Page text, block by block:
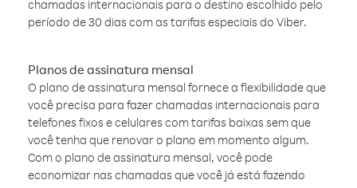
chamadas internacionais para o destino escolhido pelo
período de 30 dias com as tarifas especiais do Viber.
Planos de assinatura mensal
O plano de assinatura mensal fornece a flexibilidade que
você precisa para fazer chamadas internacionais para
telefones fixos e celulares com tarifas baixas sem que
você tenha que renovar o plano em momento algum.
Com o plano de assinatura mensal, você pode
economizar nas chamadas que você já está fazendo